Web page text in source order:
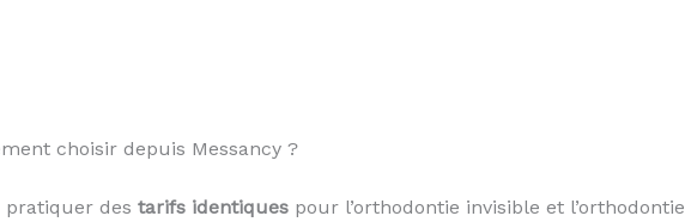
choisir depuis Messancy ?
pratiquer des tarifs identiquespour l’orthodontie invisible et l’orthodontie